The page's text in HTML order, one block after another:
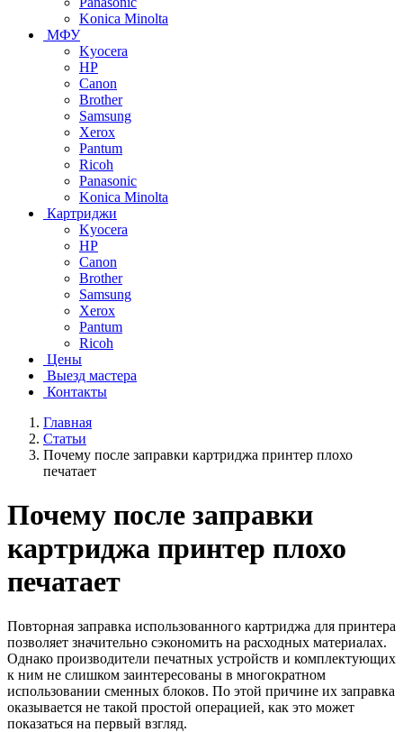
Konica Minolta
МФУ
Kyocera
HP
Canon
Brother
Samsung
Xerox
Pantum
Ricoh
Panasonic
Konica Minolta
Картриджи
Kyocera
HP
Canon
Brother
Samsung
Xerox
Pantum
Ricoh
Цены
Выезд мастера
Контакты
Главная
Статьи
Почему после заправки картриджа принтер плохо
печатает
Почему после заправки
картриджа принтер плохо
печатает
Повторная заправка использованного картриджа для принтера
позволяет значительно сэкономить на расходных материалах.
Однако производители печатных устройств и комплектующих
к ним не слишком заинтересованы в многократном
использовании сменных блоков. По этой причине их заправка
оказывается не такой простой операцией, как это может
показаться на первый взгляд.